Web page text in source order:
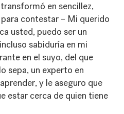
en sencillez,
contestar – Mi querido
usted, puedo ser un
sabiduría en mi
en el suyo, del que
sepa, un experto en
y le aseguro que
estar cerca de quien tiene